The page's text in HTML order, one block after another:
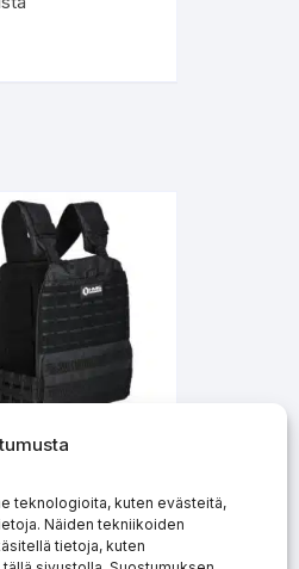
teknologioita, kuten evästeitä,
Näiden tekniikoiden
tietoja, kuten
TKO07 HMS
PREMIUM
LUE LISÄÄ